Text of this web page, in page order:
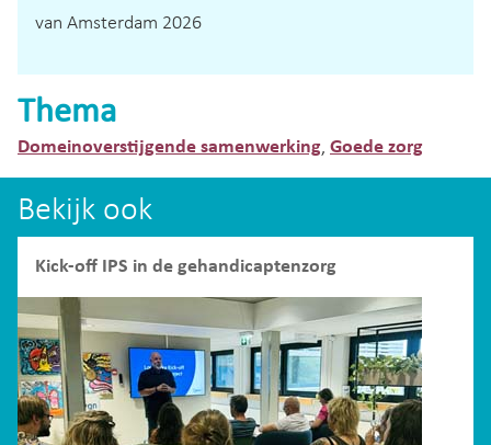
van Amsterdam 2026
Thema
Domeinoverstijgende samenwerking, Goede zorg
Bekijk ook
Kick-off IPS in de gehandicaptenzorg